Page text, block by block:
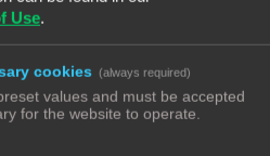
«10/04/23, 14:06
Use.
cookies (always required)
values and must be accepted
for the website to operate.